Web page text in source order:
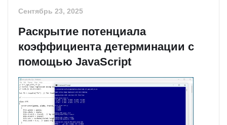
Сентябрь 23, 2025
Раскрытие потенциала
коэффициента детерминации с
помощью JavaScript